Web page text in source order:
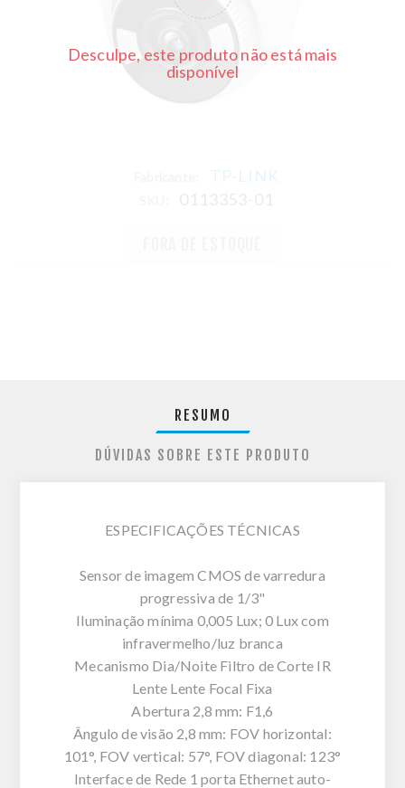
Desculpe, este produto não está mais
disponível
TP-LINK
RESUMO
DÚVIDAS SOBRE ESTE PRODUTO
ESPECIFICAÇÕES TÉCNICAS
Sensor de imagem CMOS de varredura
progressiva de 1/3"
Iluminação mínima 0,005 Lux; 0 Lux com
infravermelho/luz branca
Mecanismo Dia/Noite Filtro de Corte IR
Lente Lente Focal Fixa
Abertura 2,8 mm: F1,6
Ângulo de visão 2,8 mm: FOV horizontal:
101°, FOV vertical: 57°, FOV diagonal: 123°
Interface de Rede 1 porta Ethernet auto-